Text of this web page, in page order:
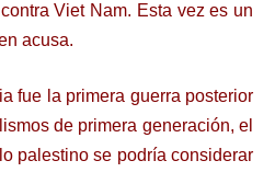
Viet Nam. Esta vez es un
acusa.
fue la primera guerra posterior
de primera generación, el
palestino se podría considerar